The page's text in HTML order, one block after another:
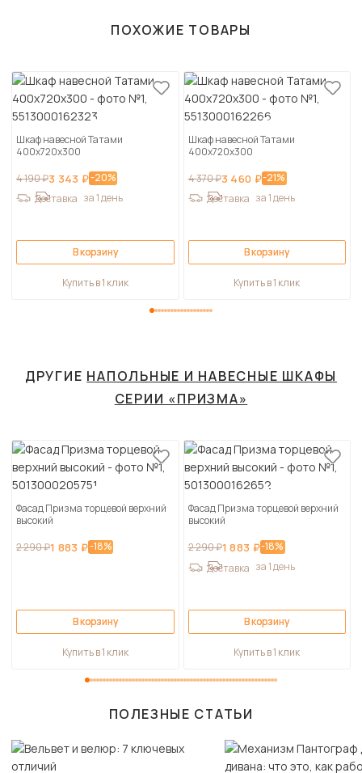
ПОХОЖИЕ ТОВАРЫ
Шкаф навесной Татами
400х720х300
4 190 ₽3 343 ₽-20%
Доставка за 1 день
В корзину
Купить в 1 клик
Шкаф навесной Татами
400х720х300
4 370 ₽3 460 ₽-21%
Доставка за 1 день
В корзину
Купить в 1 клик
ДРУГИЕ НАПОЛЬНЫЕ И НАВЕСНЫЕ ШКАФЫ
СЕРИИ «ПРИЗМА»
Фасад Призма торцевой верхний
высокий
2 290 ₽1 883 ₽-18%
В корзину
Купить в 1 клик
Фасад Призма торцевой верхний
высокий
2 290 ₽1 883 ₽-18%
Доставка за 1 день
В корзину
Купить в 1 клик
ПОЛЕЗНЫЕ СТАТЬИ